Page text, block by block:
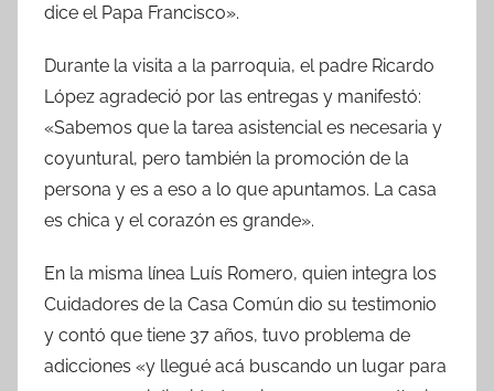
dice el Papa Francisco».
Durante la visita a la parroquia, el padre Ricardo
López agradeció por las entregas y manifestó:
«Sabemos que la tarea asistencial es necesaria y
coyuntural, pero también la promoción de la
persona y es a eso a lo que apuntamos. La casa
es chica y el corazón es grande».
En la misma línea Luís Romero, quien integra los
Cuidadores de la Casa Común dio su testimonio
y contó que tiene 37 años, tuvo problema de
adicciones «y llegué acá buscando un lugar para